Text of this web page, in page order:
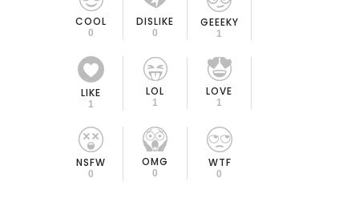
COOL
0
DISLIKE
0
GEEEKY
1
LIKE
1
LOL
1
LOVE
1
NSFW
0
OMG
0
WTF
0